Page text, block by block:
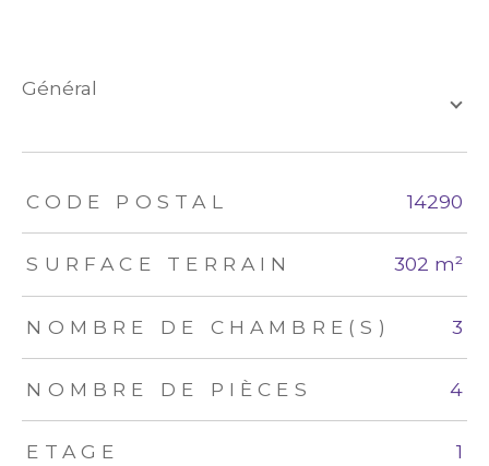
général
TRAD_ZEPHYR_Caracteristique TRAD_ZEPHYR_Valeurs
CODE POSTAL 14290
SURFACE TERRAIN 302 m²
NOMBRE DE CHAMBRE(S) 3
NOMBRE DE PIÈCES 4
ETAGE 1